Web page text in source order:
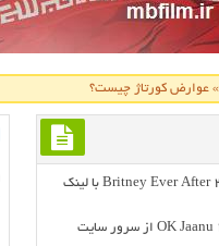
»عوارض کورتاژ چیست؟
دانلود رایگان مسنتد خارجی Britney Ever After 2017 با لینک